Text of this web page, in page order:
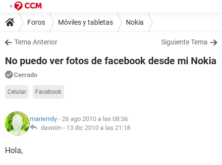
Foros Móviles y tabletas Nokia
Tema Anterior Siguiente Tema
No puedo ver fotos de facebook desde mi Nokia
Cerrado
Celular Facebook
mariemily - 26 ago 2010 a las 08:36
davixiin - 13 dic 2010 a las 21:18
Hola,